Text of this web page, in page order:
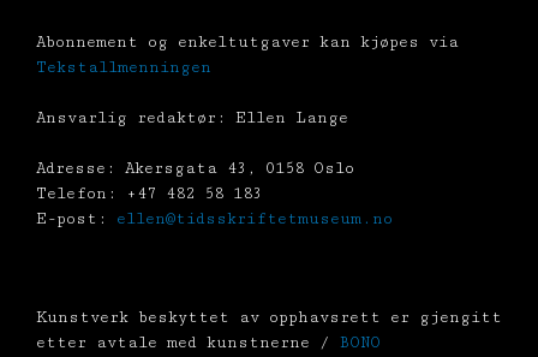
Abonnement og enkeltutgaver kan kjøpes via
Tekstallmenningen
Ansvarlig redaktør: Ellen Lange
Adresse: Akersgata 43, 0158 Oslo
Telefon: +47 482 58 183
E-post: ellen@tidsskriftetmuseum.no
Kunstverk beskyttet av opphavsrett er gjengitt
etter avtale med kunstnerne / BONO